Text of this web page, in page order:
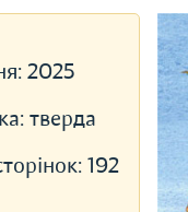
2025
тверда
192